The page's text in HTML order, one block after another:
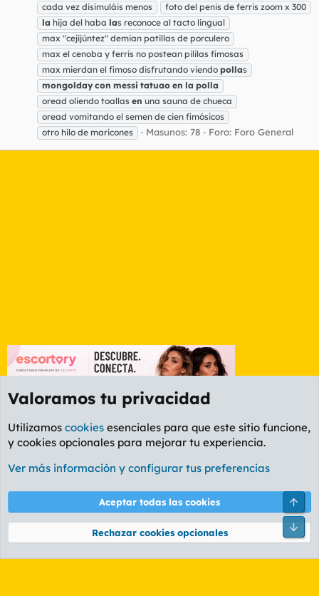
cada vez disimuláis menos
foto del penis de ferris zoom x 300
la hija del haba las reconoce al tacto lingual
max "cejijúntez" demian patillas de porculero
max el cenoba y ferris no postean pililas fimosas
max mierdan el fimoso disfrutando viendo pollas
mongolday con messi tatuao en la polla
oread oliendo toallas en una sauna de chueca
oread vomitando el semen de cien fimósicos
otro hilo de maricones
Masunos: 78 Foro: Foro General
Etiquetas
Cookies
PL OLDSTYLE AMARILLO
Términos y reglas Política de privacidad Ayuda
Community platform by XenForo® © 2010-2026 XenForo Ltd.
Valoramos tu privacidad
Utilizamos cookies esenciales para que este sitio funcione,
y cookies opcionales para mejorar tu experiencia.
Ver más información y configurar tus preferencias
Aceptar todas las cookies
Rechazar cookies opcionales
Pie